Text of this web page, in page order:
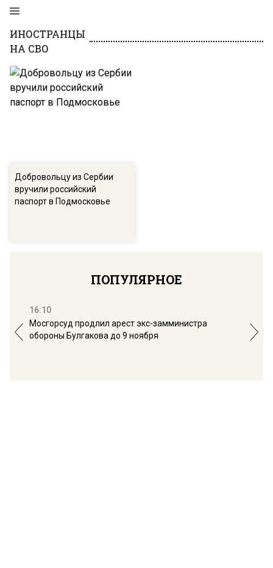
ИНОСТРАНЦЫ
НА СВО
Добровольцу из Сербии
вручили российский
паспорт в Подмосковье
ПОПУЛЯРНОЕ
16:10
Мосгорсуд продлил арест экс-замминистра
обороны Булгакова до 9 ноября